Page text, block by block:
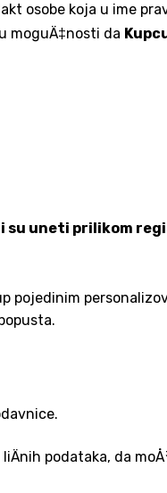
osobe koja u ime
moguÄ‡nosti da
su uneti prilikom
pojedinim
podataka, da